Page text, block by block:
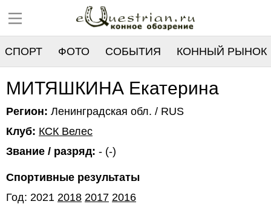
СПОРТ ФОТО СОБЫТИЯ КОННЫЙ РЫНОК
РЕЕСТР
МИТЯШКИНА Екатерина
Регион: Ленинградская обл. / RUS
Клуб: КСК Велес
Звание / разряд: - (-)
Спортивные результаты
Год: 2021 2018 2017 2016